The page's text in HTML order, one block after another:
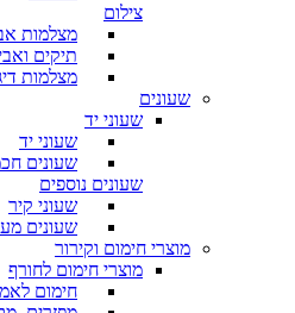
צילום
מצלמות
תיקים
מצלמות
שעונים
שעוני יד
שעוני יד
שעונים
שעונים נוספים
שעוני קיר
שעונים
מוצרי חימום וקירור
מוצרי חימום לחורף
חימום